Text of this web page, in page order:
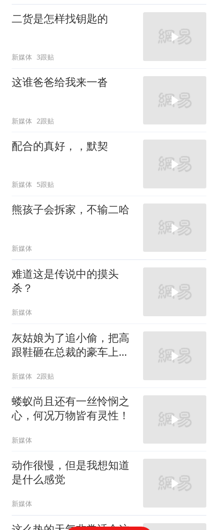
二货是怎样找钥匙的
新媒体 3跟贴
这谁爸爸给我来一沓
新媒体 2跟贴
配合的真好，，默契
新媒体 5跟贴
熊孩子会拆家，不输二哈
新媒体
难道这是传说中的摸头
杀？
新媒体
灰姑娘为了追小偷，把高
跟鞋砸在总裁的豪车上，
新媒体 2跟贴
蝼蚁尚且还有一丝怜悯之
心，何况万物皆有灵性！
新媒体
动作很慢，但是我想知道
是什么感觉
新媒体